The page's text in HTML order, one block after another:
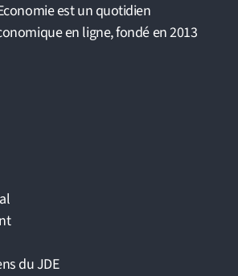
est un quotidien
en ligne, fondé en 2013
du JDE